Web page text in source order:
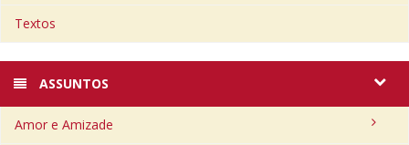
Textos
ASSUNTOS
Amor e Amizade